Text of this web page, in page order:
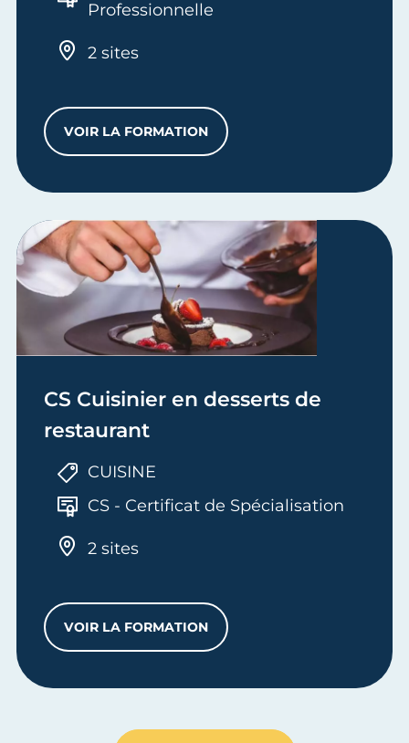
Professionnelle
2 sites
VOIR LA FORMATIONTFP COMMIS DE CUISINE
CS Cuisinier en desserts de
restaurant
CUISINE
CS - Certificat de Spécialisation
2 sites
VOIR LA FORMATIONCS CUISINIER EN DESSERTS DE